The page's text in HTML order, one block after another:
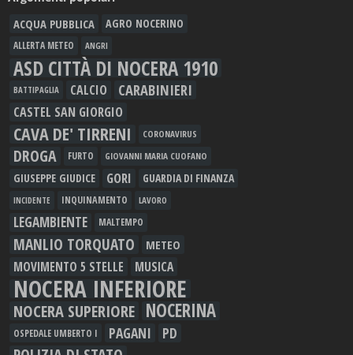
ACQUA PUBBLICA AGRO NOCERINO
ALLERTA METEO ANGRI
ASD CITTÀ DI NOCERA 1910
BATTIPAGLIA CALCIO CARABINIERI
CASTEL SAN GIORGIO
CAVA DE' TIRRENI CORONAVIRUS
DROGA FURTO GIOVANNI MARIA CUOFANO
GIUSEPPE GIUDICE GORI GUARDIA DI FINANZA
INCIDENTE INQUINAMENTO LAVORO
LEGAMBIENTE MALTEMPO
MANLIO TORQUATO METEO
MOVIMENTO 5 STELLE MUSICA
NOCERA INFERIORE
NOCERA SUPERIORE NOCERINA
OSPEDALE UMBERTO I PAGANI PD